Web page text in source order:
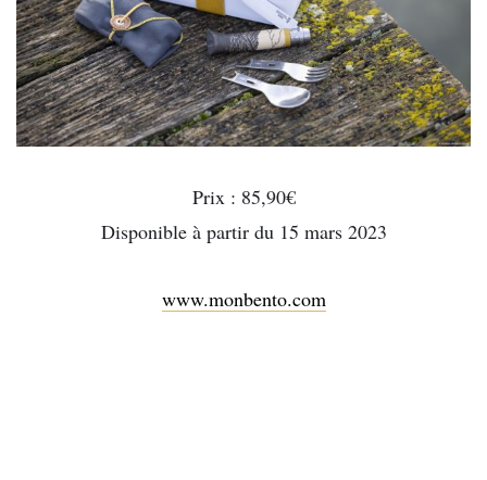
Prix : 85,90€
Disponible à partir du 15 mars 2023
www.monbento.com